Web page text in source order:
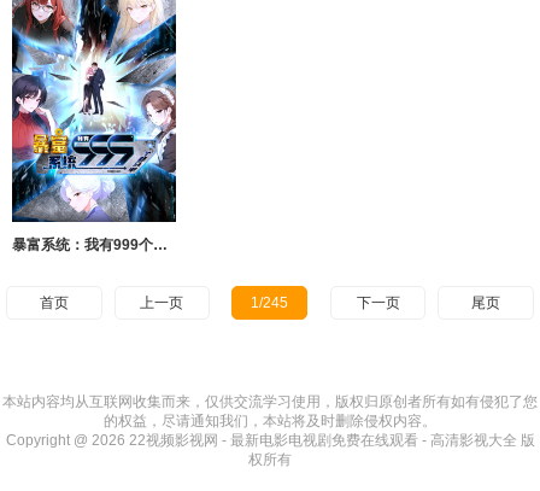
暴富系统：我有999个新马甲动态漫画
首页 上一页 1/245 下一页 尾页
本站内容均从互联网收集而来，仅供交流学习使用，版权归原创者所有如有侵犯了您
的权益，尽请通知我们，本站将及时删除侵权内容。
Copyright @ 2026 22视频影视网 - 最新电影电视剧免费在线观看 - 高清影视大全 版
权所有